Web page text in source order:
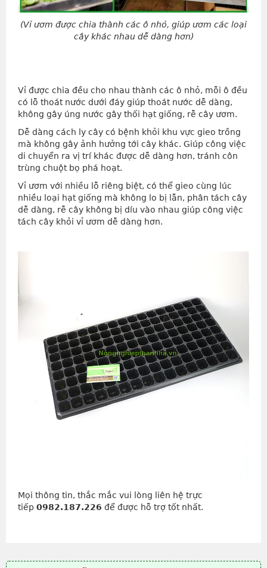
(Vỉ ươm được chia thành các ô nhỏ, giúp ươm các loại
cây khác nhau dễ dàng hơn)
Vỉ được chia đều cho nhau thành các ô nhỏ, mỗi ô đều
có lỗ thoát nước dưới đáy giúp thoát nước dễ dàng,
không gây úng nước gây thối hạt giống, rễ cây ươm.
Dễ dàng cách ly cây có bệnh khỏi khu vực gieo trồng
mà không gây ảnh hưởng tới cây khác. Giúp công việc
di chuyển ra vị trí khác được dễ dàng hơn, tránh côn
trùng chuột bọ phá hoạt.
Vỉ ươm với nhiều lỗ riêng biệt, có thể gieo cùng lúc
nhiều loại hạt giống mà không lo bị lẫn, phân tách cây
dễ dàng, rễ cây không bị díu vào nhau giúp công việc
tách cây khỏi vỉ ươm dễ dàng hơn.
Mọi thông tin, thắc mắc vui lòng liên hệ trực
tiếp 0982.187.226 để được hỗ trợ tốt nhất.